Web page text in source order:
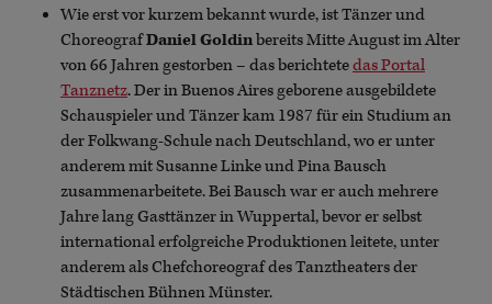
Wie erst vor kurzem bekannt wurde, ist Tänzer und
ChoreografDaniel Goldinbereits Mitte August im Alter
von 66 Jahren gestorben – das berichtetedas Portal
Tanznetz. Der in Buenos Aires geborene ausgebildete
Schauspieler und Tänzer kam 1987 für ein Studium an
der Folkwang-Schule nach Deutschland, wo er unter
anderem mit Susanne Linke und Pina Bausch
zusammenarbeitete. Bei Bausch war er auch mehrere
Jahre lang Gasttänzer in Wuppertal, bevor er selbst
international erfolgreiche Produktionen leitete, unter
anderem als Chefchoreograf des Tanztheaters der
Städtischen Bühnen Münster.